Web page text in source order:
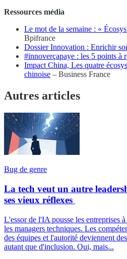
Ressources média
Le mot de la semaine : «
Bpifrance
Dossier Innovation : Enrichir
#innoverçapaye : les 5 points à
Impact China, Les quatre
chinoise – Business France
Autres articles
Bug de genre
La tech veut un autre
ses vieux réflexes
L'essor de l'IA pousse les entreprises
les managers techniques. Les
des équipes et l'autorité deviennent
autant que d'inclusion. Oui, mais...